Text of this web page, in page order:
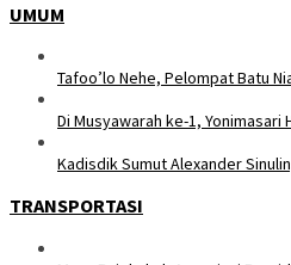
UMUM
Tafoo’lo Nehe, Pelompat Batu
Di Musyawarah ke-1,
Kadisdik Sumut Alexander
TRANSPORTASI